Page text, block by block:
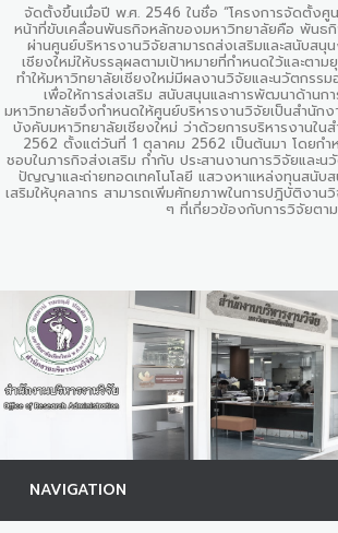
จัดตั้งขึ้นเมื่อปี พ.ศ. 2546 ในชื่อ “โครงการจัดตั้งศู
หน้าที่ขับเคลื่อนพันธกิจหลักของมหาวิทยาลัยคือ พันธ
ผ่านศูนย์บริหารงานวิจัยสามารถส่งเสริมและสนับส
เชียงใหม่ให้บรรลุผลตามเป้าหมายที่กำหนดใว้และตา
ทำให้มหาวิทยาลัยเชียงใหม่มีผลงานวิจัยและนวัตกรร
เพื่อให้การส่งเสริม สนับสนุนและการพัฒนาด้านก
มหาวิทยาลัยจึงกำหนดให้ศูนย์บริหารงานวิจัยเป็นสำนัก
บังคับมหาวิทยาลัยเชียงใหม่ ว่าด้วยการบริหารงานใน
2562 ตั้งแต่วันที่ 1 ตุลาคม 2562 เป็นต้นมา โดยกำ
ชอบในภารกิจส่งเสริม กำกับ ประสานงานการวิจัยและ
ปัญญาและถ่ายทอดเทคโนโลยี แสวงหาแหล่งทุนสนับ
เสริมให้บุคลากร สามารถเพิ่มศักยภาพในการปฎิบัติงาน
ๆ ที่เกี่ยวข้องกับการวิจัยตา
NAVIGATION